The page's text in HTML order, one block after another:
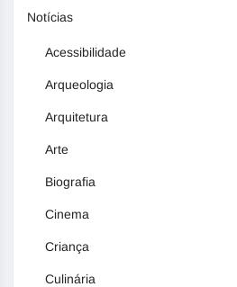
Notícias
Acessibilidade
Arqueologia
Arquitetura
Arte
Biografia
Cinema
Criança
Culinária